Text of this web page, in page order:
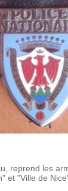
reprend les
et "Ville de